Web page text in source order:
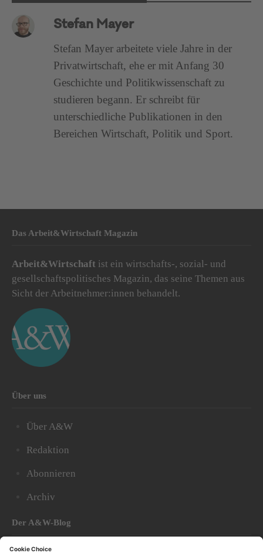
Stefan Mayer
Stefan Mayer arbeitete viele Jahre in der
Privatwirtschaft, ehe er mit Anfang 30
Geschichte und Politikwissenschaft zu
studieren begann. Er schreibt für
unterschiedliche Publikationen in den
Bereichen Wirtschaft, Politik und Sport.
Das Arbeit&Wirtschaft Magazin
Arbeit&Wirtschaft ist ein wirtschafts-, sozial- und
gesellschaftspolitisches Magazin, das seine Themen aus
Sicht der Arbeitnehmer:innen behandelt.
Über uns
Über A&W
Redaktion
Abonnieren
Archiv
Der A&W-Blog